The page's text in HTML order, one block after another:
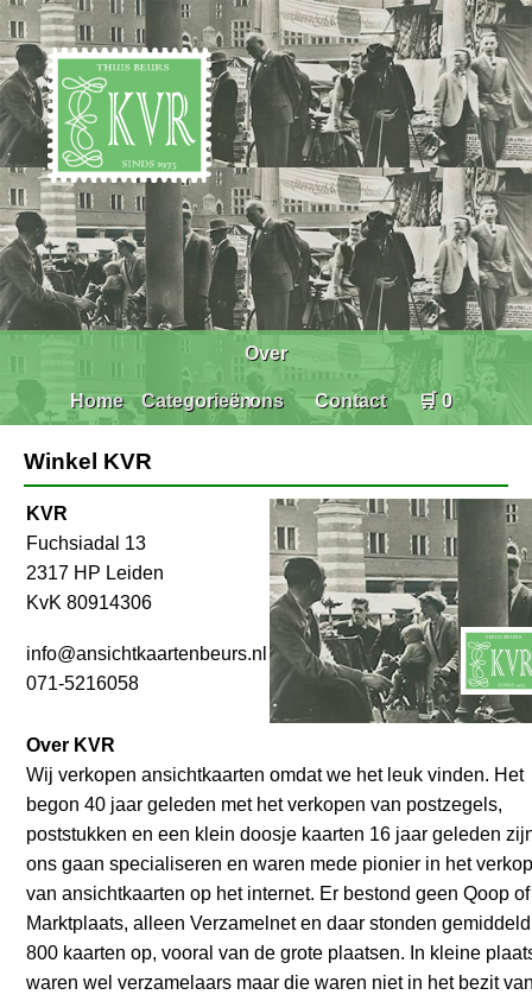
Home Categorieën
Over
ons Contact 🛒 0
Winkel KVR
KVR
Fuchsiadal 13
2317 HP Leiden
KvK 80914306
info@ansichtkaartenbeurs.nl
071-5216058
Over KVR
Wij verkopen ansichtkaarten omdat we het leuk vinden. Het
begon 40 jaar geleden met het verkopen van postzegels,
poststukken en een klein doosje kaarten 16 jaar geleden
ons gaan specialiseren en waren mede pionier in het
van ansichtkaarten op het internet. Er bestond geen Qoop of
Marktplaats, alleen Verzamelnet en daar stonden gemiddeld
800 kaarten op, vooral van de grote plaatsen. In kleine
waren wel verzamelaars maar die waren niet in het bezit